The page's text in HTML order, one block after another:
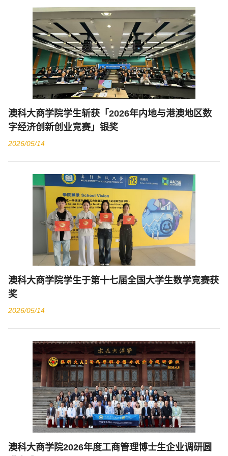
澳科大商学院学生斩获「2026年内地与港澳地区数
字经济创新创业竞赛」银奖
2026/05/14
澳科大商学院学生于第十七届全国大学生数学竞赛获
奖
2026/05/14
澳科大商学院2026年度工商管理博士生企业调研圆